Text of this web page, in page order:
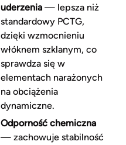
uderzenia— lepsza niż
standardowy PCTG,
dzięki wzmocnieniu
włóknem szklanym, co
sprawdza się w
elementach narażonych
na obciążenia
dynamiczne.
Odporność chemiczna
— zachowuje stabilność